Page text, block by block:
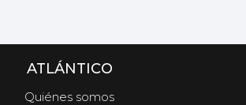
ATLÁNTICO
Quiénes somos